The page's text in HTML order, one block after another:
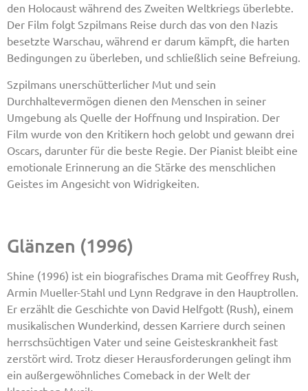
den Holocaust während des Zweiten Weltkriegs überlebte.
Der Film folgt Szpilmans Reise durch das von den Nazis
besetzte Warschau, während er darum kämpft, die harten
Bedingungen zu überleben, und schließlich seine Befreiung.
Szpilmans unerschütterlicher Mut und sein
Durchhaltevermögen dienen den Menschen in seiner
Umgebung als Quelle der Hoffnung und Inspiration. Der
Film wurde von den Kritikern hoch gelobt und gewann drei
Oscars, darunter für die beste Regie. Der Pianist bleibt eine
emotionale Erinnerung an die Stärke des menschlichen
Geistes im Angesicht von Widrigkeiten.
Glänzen (1996)
Shine (1996) ist ein biografisches Drama mit Geoffrey Rush,
Armin Mueller-Stahl und Lynn Redgrave in den Hauptrollen.
Er erzählt die Geschichte von David Helfgott (Rush), einem
musikalischen Wunderkind, dessen Karriere durch seinen
herrschsüchtigen Vater und seine Geisteskrankheit fast
zerstört wird. Trotz dieser Herausforderungen gelingt ihm
ein außergewöhnliches Comeback in der Welt der